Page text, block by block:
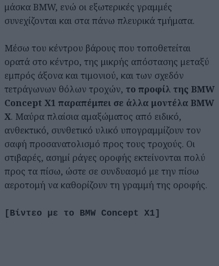
μάσκα BMW, ενώ οι εξωτερικές γραμμές
συνεχίζονται και στα πάνω πλευρικά τμήματα.
Μέσω του κέντρου βάρους που τοποθετείται
ορατά στο κέντρο, της μικρής απόστασης μεταξύ
εμπρός άξονα και τιμονιού, και των σχεδόν
τετράγωνων θόλων τροχών, το προφίλ της BMW
Concept X1 παραπέμπει σε άλλα μοντέλα BMW
X. Μαύρα πλαίσια αμαξώματος από ειδικό,
ανθεκτικό, συνθετικό υλικό υπογραμμίζουν τον
σαφή προσανατολισμό προς τους τροχούς. Οι
στιβαρές, ασημί ράγες οροφής εκτείνονται πολύ
προς τα πίσω, ώστε σε συνδυασμό με την πίσω
αεροτομή να καθορίζουν τη γραμμή της οροφής.
[Βίντεο με το BMW Concept X1]